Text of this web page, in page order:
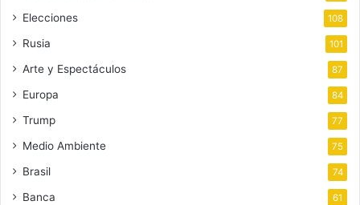
Elecciones 108
Rusia 101
Arte y Espectáculos 87
Europa 84
Trump 77
Medio Ambiente 75
Brasil 74
Banca 61